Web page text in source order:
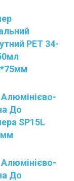
PET 34-
До
SP15L
До